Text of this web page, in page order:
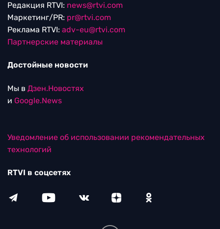
Редакция RTVI: news@rtvi.com
Маркетинг/PR: pr@rtvi.com
Реклама RTVI: adv-eu@rtvi.com
Партнерские материалы
Достойные новости
Мы в Дзен.Новостях
и Google.News
Уведомление об использовании рекомендательных
технологий
RTVI в соцсетях